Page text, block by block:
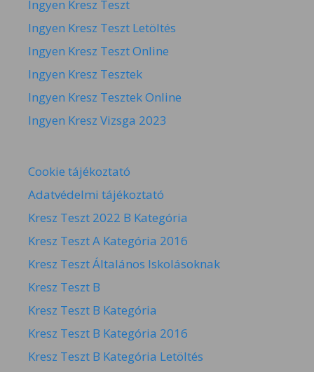
Ingyen Kresz Teszt
Ingyen Kresz Teszt Letöltés
Ingyen Kresz Teszt Online
Ingyen Kresz Tesztek
Ingyen Kresz Tesztek Online
Ingyen Kresz Vizsga 2023
Cookie tájékoztató
Adatvédelmi tájékoztató
Kresz Teszt 2022 B Kategória
Kresz Teszt A Kategória 2016
Kresz Teszt Általános Iskolásoknak
Kresz Teszt B
Kresz Teszt B Kategória
Kresz Teszt B Kategória 2016
Kresz Teszt B Kategória Letöltés